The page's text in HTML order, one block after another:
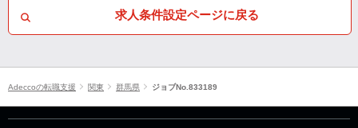
求人条件設定ページに戻る
Adeccoの転職支援 関東 群馬県 ジョブNo.833189